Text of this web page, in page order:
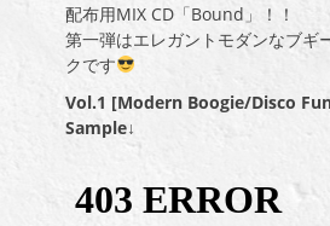
配布用MIX CD「Bound」！！
第一弾はエレガントモダンなブギ
クです
Vol.1 [Modern Boogie/Disco
Sample↓